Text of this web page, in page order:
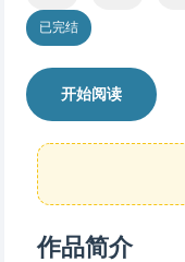
已完结
开始阅读
作品简介